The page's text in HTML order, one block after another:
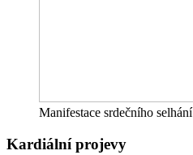
Manifestace srdečního selhání
Kardiální projevy